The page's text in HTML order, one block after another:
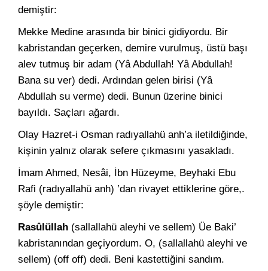
demiştir:
Mekke Medine arasında bir binici gidiyordu. Bir
kabristandan geçerken, demire vurulmuş, üstü başı
alev tutmuş bir adam (Yâ Ab­dullah! Yâ Abdullah!
Bana su ver) dedi. Ardından gelen birisi (Yâ
Abdullah su verme) dedi. Bunun üzerine binici
bayıldı. Saçları ağardı.
Olay Hazret-i Osman radıyallahü anh’a iletildiğinde,
kişinin yalnız olarak sefere çıkmasını yasakladı.
İmam Ahmed, Nesâi, İbn Hüzeyme, Beyhaki Ebu
Rafi (radıyallahü anh) ’dan rivayet ettiklerine göre,.
şöyle demiştir:
Rasûlüllah (sallallahü aleyhi ve sellem) Üe Baki’
kabristanın­dan geçiyordum. O, (sallallahü aleyhi ve
sellem) (off off) dedi. Be­ni kastettiğini sandım.